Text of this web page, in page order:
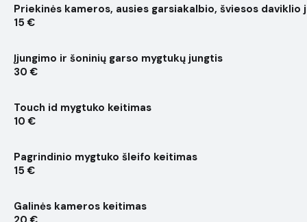
Priekinės kameros, ausies garsiakalbio, šviesos daviklio
15 €
Įjungimo ir šoninių garso mygtukų jungtis
30 €
Touch id mygtuko keitimas
10 €
Pagrindinio mygtuko šleifo keitimas
15 €
Galinės kameros keitimas